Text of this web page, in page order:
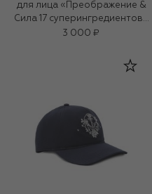
для лица «Преображение &
Сила 17 суперингредиентов»
(10ml)
3 000 ₽